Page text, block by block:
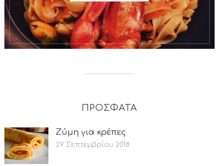
ΠΡΟΣΦΑΤΑ
Ζύμη για κρέπες
29 Σεπτεμβρίου 2018